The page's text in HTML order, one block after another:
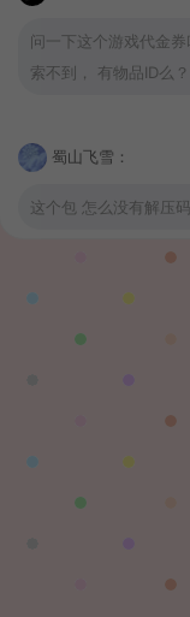
问一下这个游戏代金
索不到， 有物品ID么？
蜀山飞雪：
这个包 怎么没有解压码
山海玉